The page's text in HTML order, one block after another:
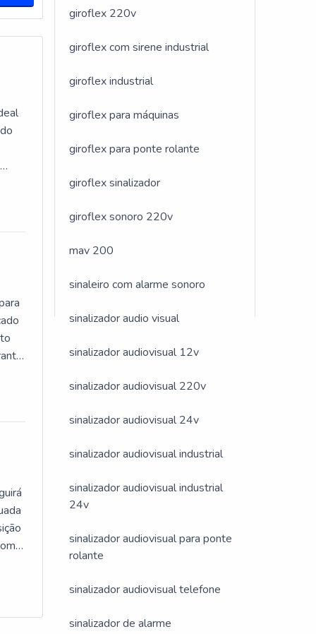
giroflex 220v
giroflex com sirene industrial
giroflex industrial
giroflex para máquinas
giroflex para ponte rolante
giroflex sinalizador
giroflex sonoro 220v
mav 200
sinaleiro com alarme sonoro
sinalizador audio visual
sinalizador audiovisual 12v
sinalizador audiovisual 220v
sinalizador audiovisual 24v
sinalizador audiovisual industrial
sinalizador audiovisual industrial
24v
sinalizador audiovisual para ponte
rolante
sinalizador audiovisual telefone
sinalizador de alarme